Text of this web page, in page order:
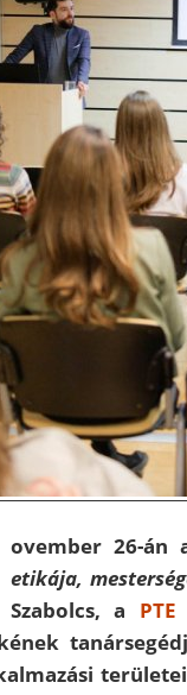
ovember 26-án
etikája,
Szabolcs, a PTE